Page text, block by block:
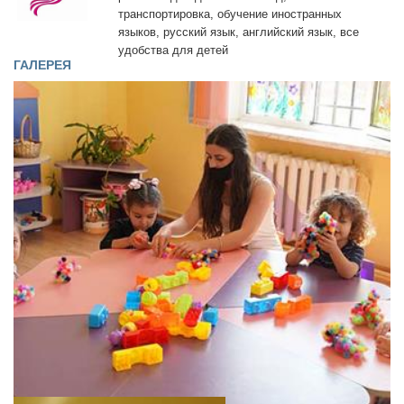
17:15
:
Выходной
О
нас
Контакты
Галерея
Деятельность
На
карте
транспортировка, обучение иностранных
языков, русский язык, английский язык, все
удобства для детей
ГАЛЕРЕЯ